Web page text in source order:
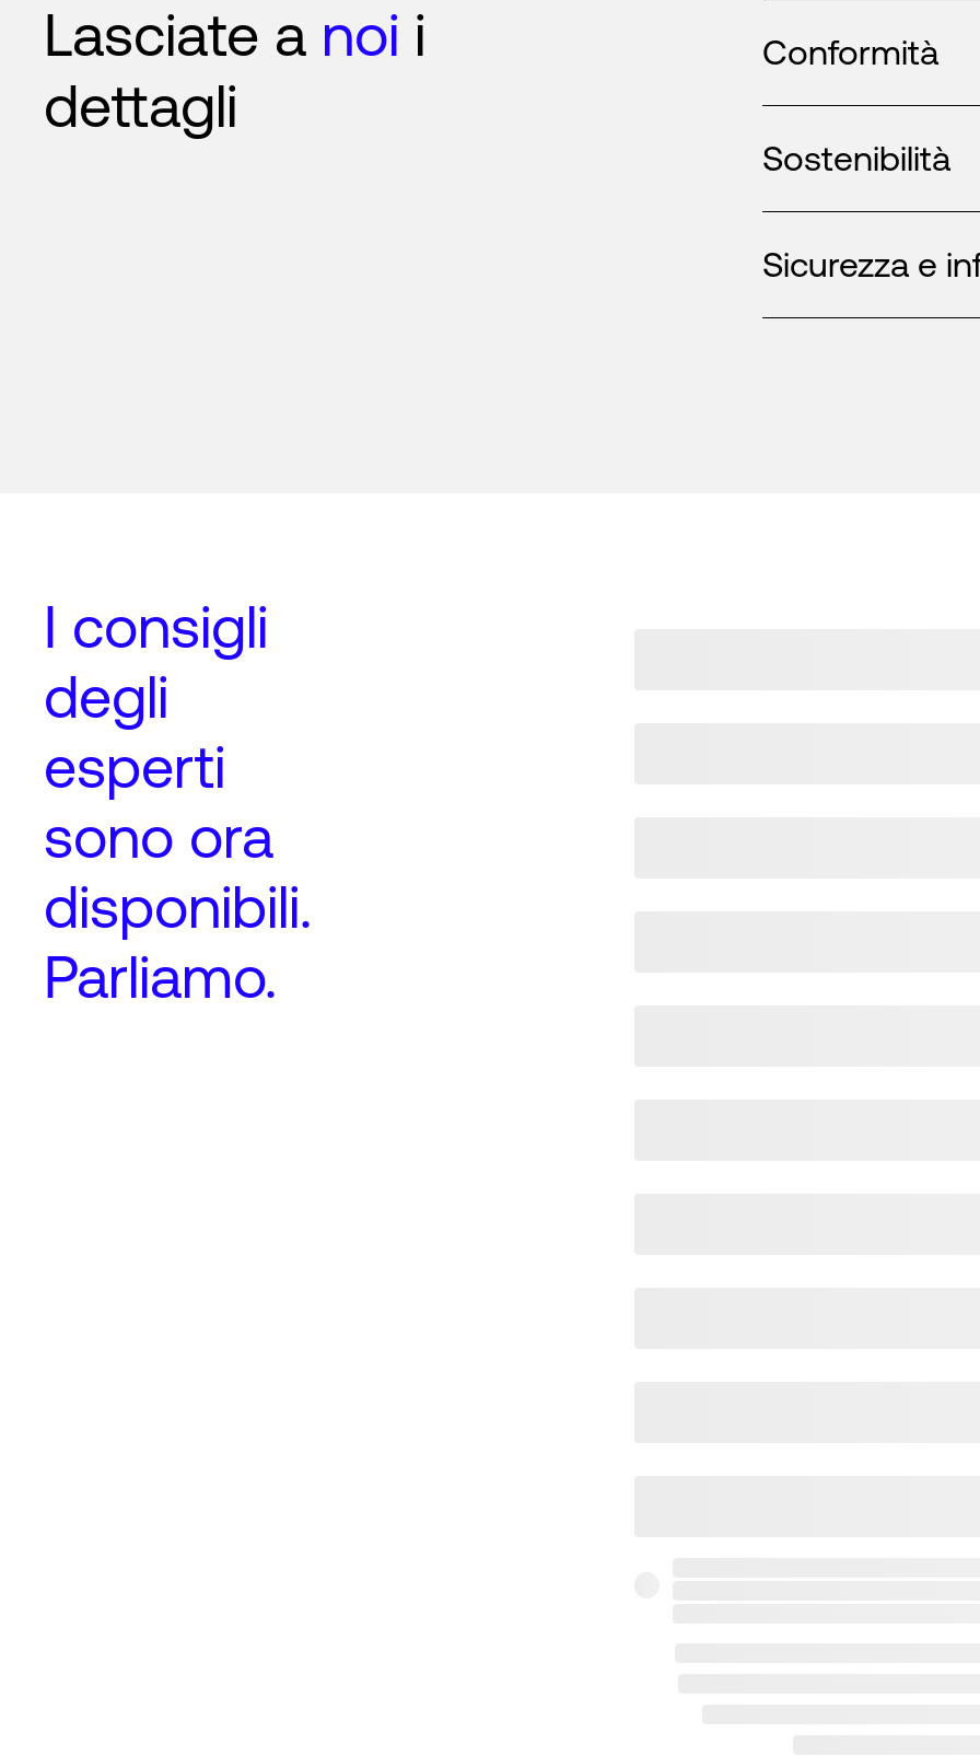
Lasciate a noi i
dettagli
Conformità
Sostenibilità
Sicurezza e
I consigli
degli
esperti
sono ora
disponibili.
Parliamo.